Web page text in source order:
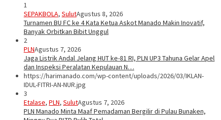
1
SEPAKBOLA, SulutAgustus 8, 2026
Turnamen BU FC ke 4 Kata Ketua Askot Manado Makin Inovatif,
Banyak Orbitkan Bibit Unggul
2
PLNAgustus 7, 2026
Jaga Listrik Andal Jelang HUT ke-81 RI, PLN UP3 Tahuna Gelar Apel
dan Inspeksi Peralatan Kepulauan N…
https://harimanado.com/wp-content/uploads/2026/03/IKLAN-
IDUL-FITRI-AN-NUR.jpg
3
Etalase, PLN, SulutAgustus 7, 2026
PLN Manado Minta Maaf Pemadaman Bergilir di Pulau Bunaken,